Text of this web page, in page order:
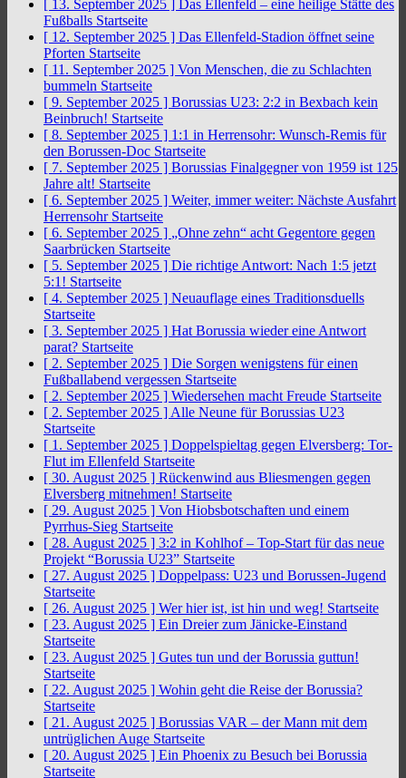
[ 13. September 2025 ] Das Ellenfeld – eine heilige Stätte des
Fußballs Startseite
[ 12. September 2025 ] Das Ellenfeld-Stadion öffnet seine
Pforten Startseite
[ 11. September 2025 ] Von Menschen, die zu Schlachten
bummeln Startseite
[ 9. September 2025 ] Borussias U23: 2:2 in Bexbach kein
Beinbruch! Startseite
[ 8. September 2025 ] 1:1 in Herrensohr: Wunsch-Remis für
den Borussen-Doc Startseite
[ 7. September 2025 ] Borussias Finalgegner von 1959 ist 125
Jahre alt! Startseite
[ 6. September 2025 ] Weiter, immer weiter: Nächste Ausfahrt
Herrensohr Startseite
[ 6. September 2025 ] „Ohne zehn“ acht Gegentore gegen
Saarbrücken Startseite
[ 5. September 2025 ] Die richtige Antwort: Nach 1:5 jetzt
5:1! Startseite
[ 4. September 2025 ] Neuauflage eines Traditionsduells
Startseite
[ 3. September 2025 ] Hat Borussia wieder eine Antwort
parat? Startseite
[ 2. September 2025 ] Die Sorgen wenigstens für einen
Fußballabend vergessen Startseite
[ 2. September 2025 ] Wiedersehen macht Freude Startseite
[ 2. September 2025 ] Alle Neune für Borussias U23
Startseite
[ 1. September 2025 ] Doppelspieltag gegen Elversberg: Tor-
Flut im Ellenfeld Startseite
[ 30. August 2025 ] Rückenwind aus Bliesmengen gegen
Elversberg mitnehmen! Startseite
[ 29. August 2025 ] Von Hiobsbotschaften und einem
Pyrrhus-Sieg Startseite
[ 28. August 2025 ] 3:2 in Kohlhof – Top-Start für das neue
Projekt “Borussia U23” Startseite
[ 27. August 2025 ] Doppelpass: U23 und Borussen-Jugend
Startseite
[ 26. August 2025 ] Wer hier ist, ist hin und weg! Startseite
[ 23. August 2025 ] Ein Dreier zum Jänicke-Einstand
Startseite
[ 23. August 2025 ] Gutes tun und der Borussia guttun!
Startseite
[ 22. August 2025 ] Wohin geht die Reise der Borussia?
Startseite
[ 21. August 2025 ] Borussias VAR – der Mann mit dem
untrüglichen Auge Startseite
[ 20. August 2025 ] Ein Phoenix zu Besuch bei Borussia
Startseite